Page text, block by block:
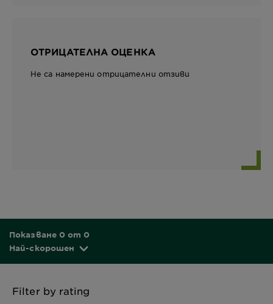
ОТРИЦАТЕЛНА ОЦЕНКА
Не са намерени отрицателни отзиви
Показване 0 от 0
Най-скорошен
Filter by rating